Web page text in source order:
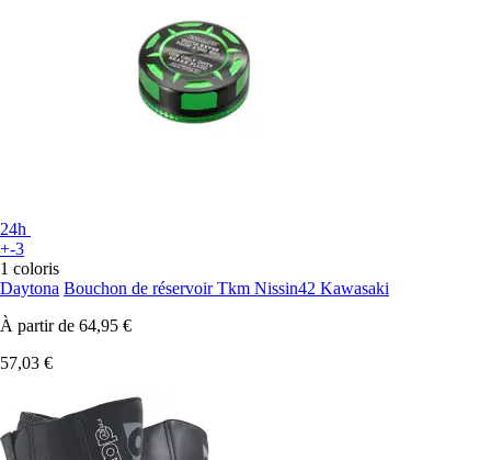
24h
+-3
1 coloris
Daytona Bouchon de réservoir Tkm Nissin42 Kawasaki
À partir de 64,95 €
57,03 €